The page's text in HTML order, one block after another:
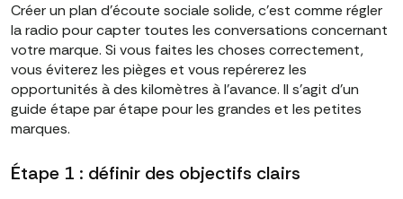
Créer un plan d'écoute sociale solide, c'est comme régler
la radio pour capter toutes les conversations concernant
votre marque. Si vous faites les choses correctement,
vous éviterez les pièges et vous repérerez les
opportunités à des kilomètres à l'avance. Il s'agit d'un
guide étape par étape pour les grandes et les petites
marques.
Étape 1 : définir des objectifs clairs